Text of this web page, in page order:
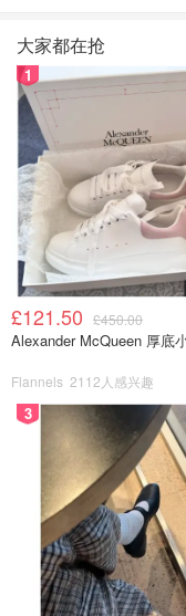
易洋千玺宝贝也是U
风衣，韩版心动的信
是真“心动的信号”?
大家都在抢
1
£121.50 £450.00
Alexander McQueen 厚底
Flannels 2112人感兴趣
3